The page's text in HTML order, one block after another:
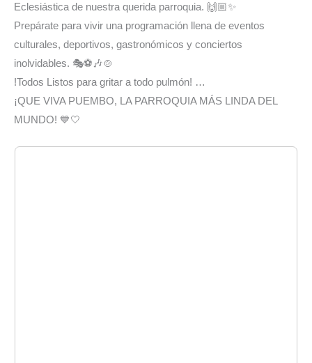
Eclesiástica de nuestra querida parroquia. 🙌🏼✨
Prepárate para vivir una programación llena de eventos
culturales, deportivos, gastronómicos y conciertos
inolvidables. 🎭⚽🎶🍲
!Todos Listos para gritar a todo pulmón! …
¡QUE VIVA PUEMBO, LA PARROQUIA MÁS LINDA DEL
MUNDO! 💙🤍